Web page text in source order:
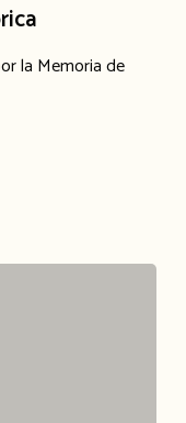
la Memoria de